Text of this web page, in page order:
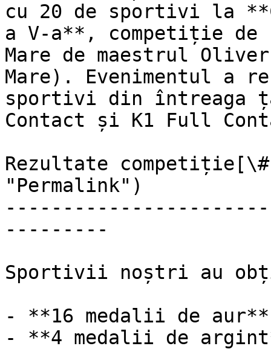
cu 20 de sportivi la
a V-a**, competiție de
Mare de maestrul
Mare). Evenimentul a
sportivi din întreaga
Contact și K1 Full
Rezultate
"Permalink")
---------
Sportivii noștri au
- **16 medalii de aur**
- **4 medalii de